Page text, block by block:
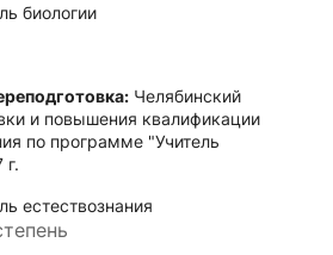
биологии
Челябинский
и повышения квалификации
по программе "Учитель
г.
естествознания